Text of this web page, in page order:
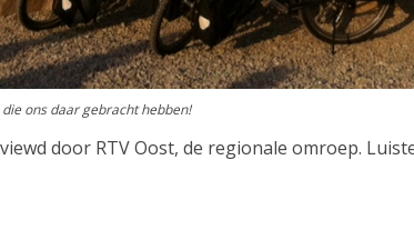
ons daar gebracht hebben!
door RTV Oost, de regionale omroep.